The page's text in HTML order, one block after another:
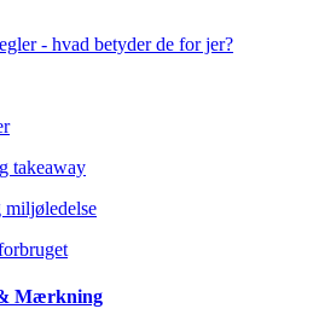
- hvad betyder de for jer?
takeaway
Mærkning